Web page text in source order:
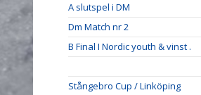
A slutspel i DM
Dm Match nr 2
B Final I Nordic youth & vinst .
Stångebro Cup / Linköping